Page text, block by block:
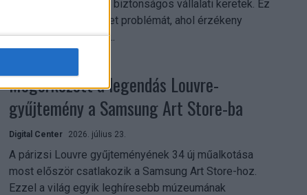
világos irányelvek és biztonságos vállalati keretek. Ez
különösen ott jelenthet problémát, ahol érzékeny
üzleti információkkal...
Megérkezett a legendás Louvre-
gyűjtemény a Samsung Art Store-ba
Digital Center 2026. július 23.
A párizsi Louvre gyűjteményének 34 új műalkotása
most először csatlakozik a Samsung Art Store-hoz.
Ezzel a világ egyik leghíresebb múzeumának